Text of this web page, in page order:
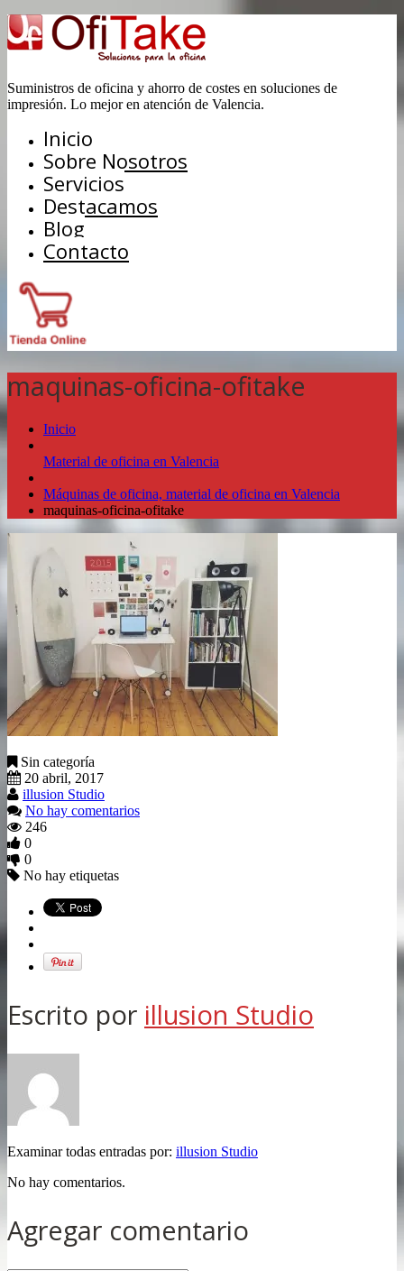
Suministros de oficina y ahorro de costes en soluciones de
impresión. Lo mejor en atención de Valencia.
Inicio
Sobre Nosotros
Servicios
Destacamos
Blog
Contacto
maquinas-oficina-ofitake
Inicio
Material de oficina en Valencia
Máquinas de oficina, material de oficina en Valencia
maquinas-oficina-ofitake
Sin categoría
20 abril, 2017
illusion Studio
No hay comentarios
246
0
0
No hay etiquetas
Escrito por illusion Studio
Examinar todas entradas por: illusion Studio
No hay comentarios.
Agregar comentario